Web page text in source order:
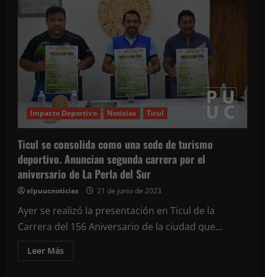
jóvenes
tekaxeños.
Diana
Us
Nájera
obtiene
primer
lugar
en
concurso
estatal
Impacto Deportivo Noticias Ticul
Ticul se consolida como una sede de turismo
deportivo. Anuncian segunda carrera por el
aniversario de La Perla del Sur
elpuucnoticias 21 de junio de 2023
Ayer se realizó la presentación en Ticul de la
Carrera del 156 Aniversario de la ciudad que...
Leer MásLeer
más